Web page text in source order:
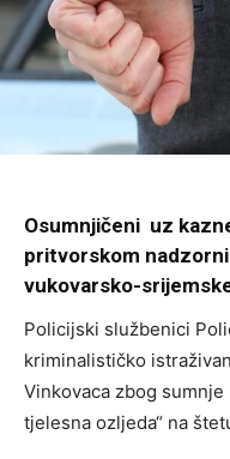
Osumnjičeni uz
pritvorskom
vukovarsko-
Policijski službenici
kriminalističko
Vinkovaca zbog sumnje
tjelesna ozljeda“ na